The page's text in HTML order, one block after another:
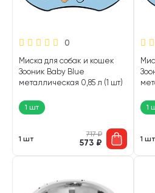
0
Миска для собак и кошек
Зооник Baby Blue
металлическая 0,85 л (1 шт)
1 шт
1 шт
717₽
573 ₽
1
1 шт